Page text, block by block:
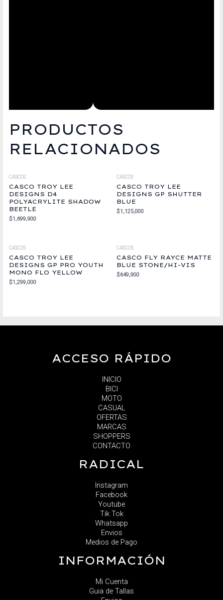
PRODUCTOS
RELACIONADOS
CASCOS
CASCO TROY LEE
DESIGNS D4
POLYACRYLITE SHADOW
BEETLE
$1,699,900
CASCOS
CASCO TROY LEE
DESIGNS GP SHUTTER
BLUE
$1,125,000
CASCOS
CASCO TROY LEE
DESIGNS GP PRO YOUTH
MONO FLO YELLOW
$1,299,000
CASCOS
CASCO FLY RAYCE MATTE
BLUE STONE/HI-VIS
$649,900
ACCESO RÁPIDO
INICIO
BICI
MOTO
CASUAL
OFERTAS
MARCAS
SHOPPERS
CONTACTO
RADICAL
Instagram
Facebook
Youtube
Tik Tok
Whatsapp
Envios
Medios de Pago
INFORMACIÓN
Mi Cuenta
Guia de Tallas